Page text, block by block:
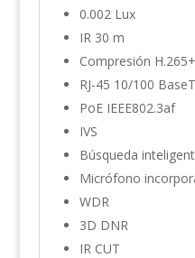
0.002 Lux
IR 30 m
Compresión
RJ-45 10/100 BaseT
PoE IEEE802.3af
IVS
Búsqueda
Micrófono
WDR
3D DNR
IR CUT